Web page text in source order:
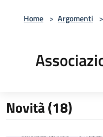
Home > Argomenti >
Novità (18)